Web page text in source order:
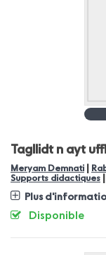
Tagllidt n ayt
Meryam Demnati
Supports didactiques
Plus
Disponible